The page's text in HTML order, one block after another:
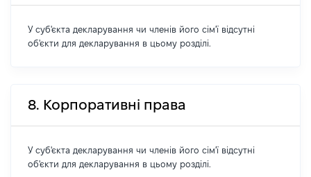
У суб'єкта декларування чи членів його сім'ї відсутні
об'єкти для декларування в цьому розділі.
8. Корпоративні права
У суб'єкта декларування чи членів його сім'ї відсутні
об'єкти для декларування в цьому розділі.